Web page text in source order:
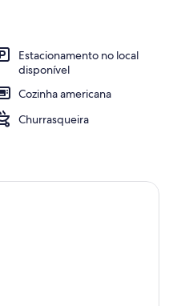
Estacionamento no local
disponível
Cozinha americana
Churrasqueira